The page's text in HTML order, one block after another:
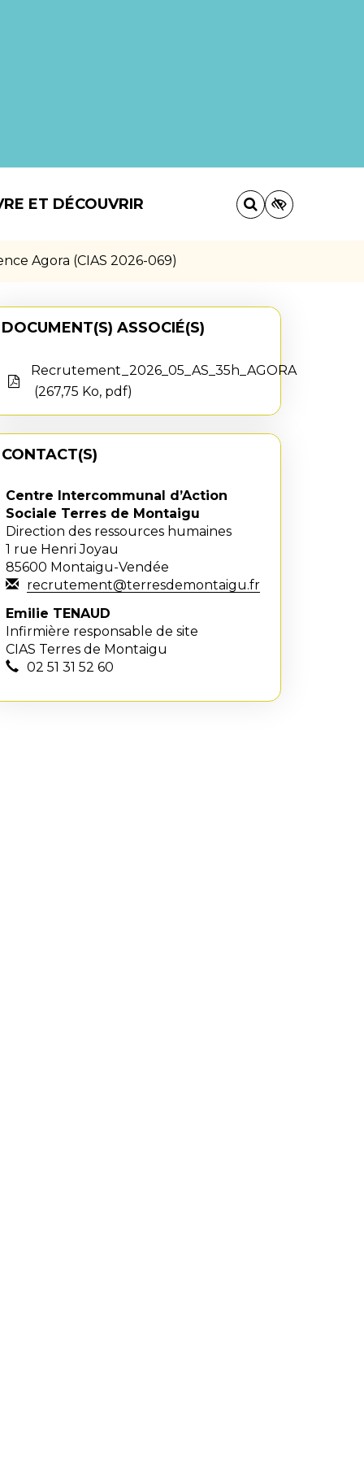
ET DÉCOUVRIR
Agora (CIAS 2026-069)
DOCUMENT(S) ASSOCIÉ(S)
Recrutement_2026_05_AS_35h_AGORA
267,75 Ko, pdf
CONTACT(S)
Centre Intercommunal d’Action
Sociale Terres de Montaigu
Direction des ressources humaines
1 rue Henri Joyau
85600 Montaigu-Vendée
recrutement@terresdemontaigu.fr
Emilie TENAUD
Infirmière responsable de site
CIAS Terres de Montaigu
02 51 31 52 60